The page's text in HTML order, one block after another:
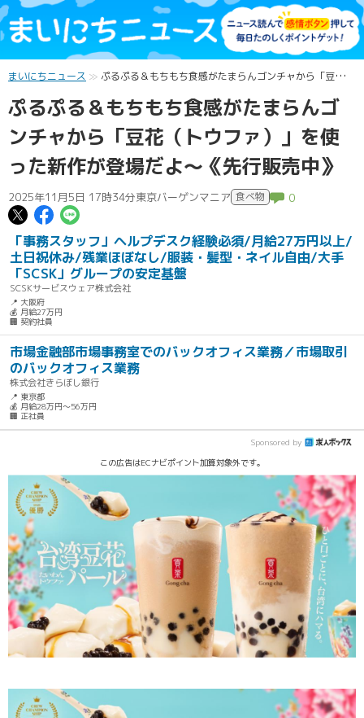
まいにちニュース ぷるぷる＆もちもち食感がたまらんゴンチャから「豆花（トウファ）」を使った新作が登場だよ～《先行販売中》
ぷるぷる＆もちもち食感がたまらんゴ
ンチャから「豆花（トウファ）」を使
った新作が登場だよ～《先行販売中》
2025年11月5日 17時34分東京バーゲンマニア 食べ物 0
この記事についてポスト
この記事についてFacebookでシェ
「事務スタッフ」ヘルプデスク経験必須/月給27万円以上/
土日祝休み/残業ほぼなし/服装・髪型・ネイル自由/大手
「SCSK」グループの安定基盤
SCSKサービスウェア株式会社
📍 大阪府
💰 月給27万円
🏢 契約社員
市場金融部市場事務室でのバックオフィス業務／市場取引
のバックオフィス業務
株式会社きらぼし銀行
📍 東京都
💰 月給28万円～56万円
🏢 正社員
Sponsored by
この広告はECナビポイント加算対象外です。